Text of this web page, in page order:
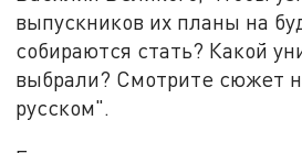
выпускников их планы на
собираются стать? Какой
выбрали? Смотрите сюжет
русском".